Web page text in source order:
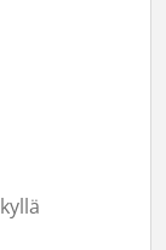
kyllä